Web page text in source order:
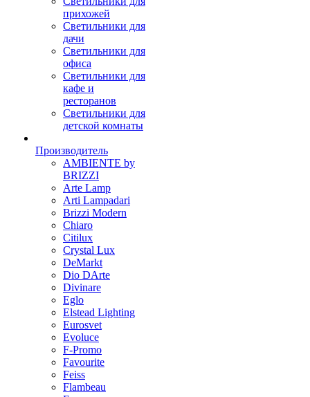
прихожей
Светильники для
дачи
Светильники для
офиса
Светильники для
кафе и
ресторанов
Светильники для
детской комнаты
Производитель
AMBIENTE by
BRIZZI
Arte Lamp
Arti Lampadari
Brizzi Modern
Chiaro
Citilux
Crystal Lux
DeMarkt
Dio DArte
Divinare
Eglo
Elstead Lighting
Eurosvet
Evoluce
F-Promo
Favourite
Feiss
Flambeau